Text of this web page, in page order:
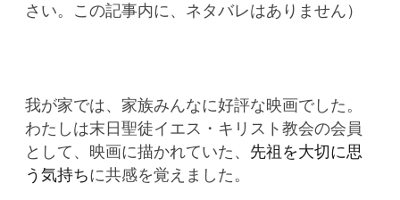
さい。この記事内に、ネタバレはありません）
我が家では、家族みんなに好評な映画でした。
わたしは末日聖徒イエス・キリスト教会の会員
として、映画に描かれていた、 先祖を大切に思
う気持ちに共感を覚えました。